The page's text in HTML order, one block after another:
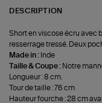
DESCRIPTION
Short en viscose écru avec
resserrage tressé. Deux
Made in : Inde
Taille & Coupe : Notre
Longueur : 8 cm.
Tour de taille : 76 cm
Hauteur fourche : 28 cm